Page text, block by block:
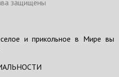
защищены
и прикольное в Мире вы